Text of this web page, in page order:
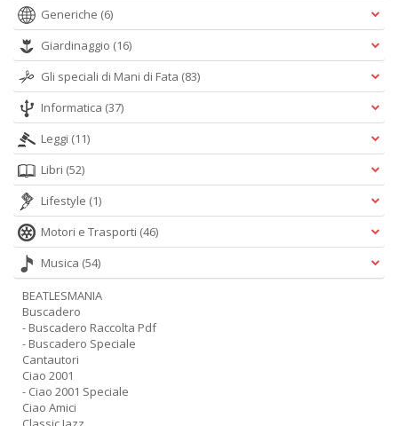
Generiche (6)
Giardinaggio (16)
Gli speciali di Mani di Fata (83)
Informatica (37)
Leggi (11)
Libri (52)
Lifestyle (1)
Motori e Trasporti (46)
Musica (54)
BEATLESMANIA
Buscadero
- Buscadero Raccolta Pdf
- Buscadero Speciale
Cantautori
Ciao 2001
- Ciao 2001 Speciale
Ciao Amici